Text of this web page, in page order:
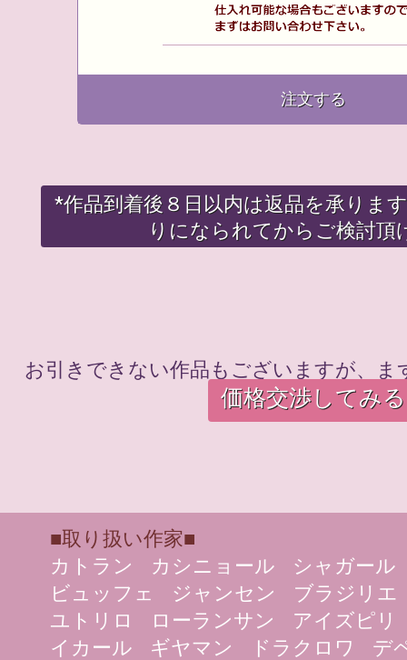
注文する
*作品到着後８日以内は返品を承りま
りになられてからご検討頂
お引きできない作品もございますが、
価格交渉してみる
■取り扱い作家■
カトラン
カシニョール
シャガール
ビュッフェ
ジャンセン
ブラジリエ
ユトリロ
ローランサン
アイズピリ
イカール
ギヤマン ドラクロワ
デ